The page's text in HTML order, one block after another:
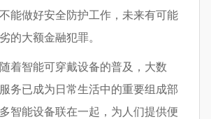
能做好安全防护工作，未来有可能
的大额金融犯罪。
智能可穿戴设备的普及，大数
务已成为日常生活中的重要组成部
智能设备联在一起，为人们提供便